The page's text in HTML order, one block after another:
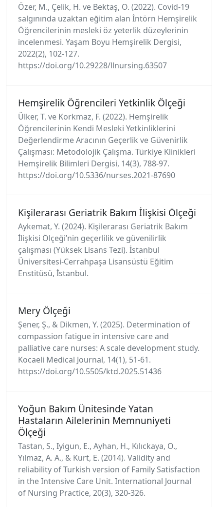
Özer, M., Çelik, H. ve Bektaş, O. (2022). Covid-19
salgınında uzaktan eğitim alan İntörn Hemşirelik
Öğrencilerinin mesleki öz yeterlik düzeylerinin
incelenmesi. Yaşam Boyu Hemşirelik Dergisi,
2022(2), 102-127.
https://doi.org/10.29228/llnursing.63507
Hemşirelik Öğrencileri Yetkinlik Ölçeği
Ülker, T. ve Korkmaz, F. (2022). Hemşirelik
Öğrencilerinin Kendi Mesleki Yetkinliklerini
Değerlendirme Aracının Geçerlik ve Güvenirlik
Çalışması: Metodolojik Çalışma. Türkiye Klinikleri
Hemşirelik Bilimleri Dergisi, 14(3), 788-97.
https://doi.org/10.5336/nurses.2021-87690
Kişilerarası Geriatrik Bakım İlişkisi Ölçeği
Aykemat, Y. (2024). Kişilerarası Geriatrik Bakım
İlişkisi Ölçeği’nin geçerlilik ve güvenilirlik
çalışması (Yüksek Lisans Tezi). İstanbul
Üniversitesi-Cerrahpaşa Lisansüstü Eğitim
Enstitüsü, İstanbul.
Mery Ölçeği
Şener, Ş., & Dikmen, Y. (2025). Determination of
compassion fatigue in intensive care and
palliative care nurses: A scale development study.
Kocaeli Medical Journal, 14(1), 51-61.
https://doi.org/10.5505/ktd.2025.51436
Yoğun Bakım Ünitesinde Yatan
Hastaların Ailelerinin Memnuniyeti
Ölçeği
Tastan, S., Iyigun, E., Ayhan, H., Kılıckaya, O.,
Yılmaz, A. A., & Kurt, E. (2014). Validity and
reliability of Turkish version of Family Satisfaction
in the Intensive Care Unit. International Journal
of Nursing Practice, 20(3), 320-326.